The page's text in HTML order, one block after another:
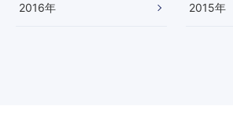
2016年 2015年